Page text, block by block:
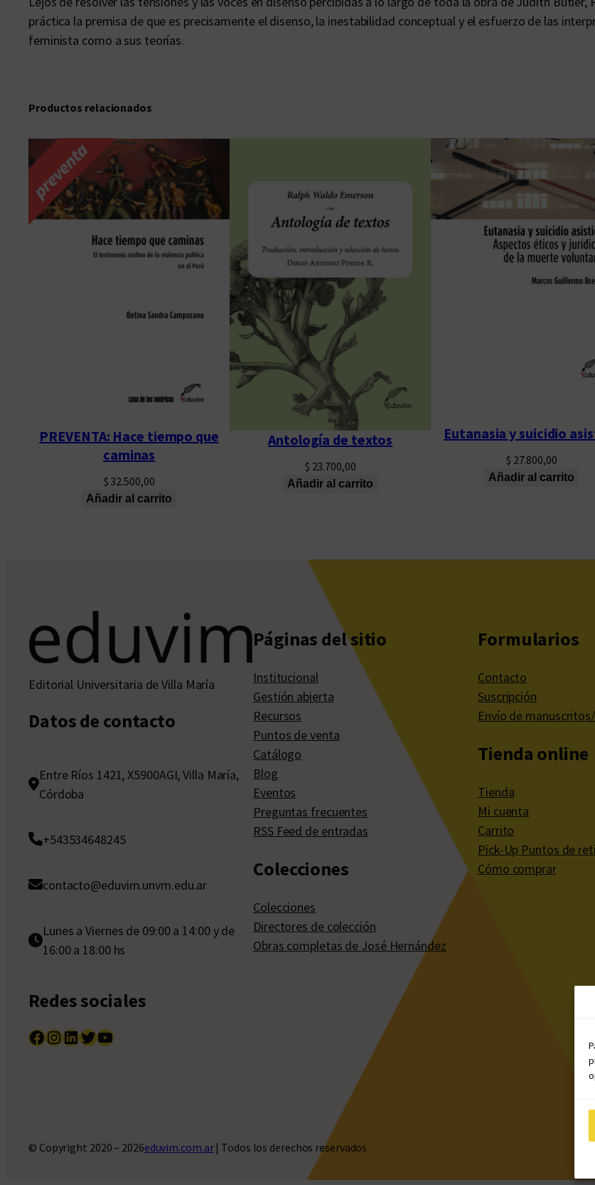
l
m
i
t
t
n
práctica la premisa de que es precisamente el disenso, la inestabilidad conceptual y el esfuerzo de las
feminista como a sus teorías.
Productos relacionados
PREVENTA: Hace tiempo que
caminas
$ 32.500,00
Añadir al carrito
Antología de textos
$ 23.700,00
Añadir al carrito
Eutanasia y suicidio
$ 27.800,00
Añadir al carrito
Editorial Universitaria de Villa María
Datos de contacto
Entre Ríos 1421, X5900AGI, Villa María,
Córdoba
+543534648245
contacto@eduvim.unvm.edu.ar
Lunes a Viernes de 09:00 a 14:00 y de
16:00 a 18:00 hs
Redes sociales
Facebook InstagramLinkedIn Twitter YouTube
Páginas del sitio
Institucional
Gestión abierta
Recursos
Puntos de venta
Catálogo
Blog
Eventos
Preguntas frecuentes
RSS Feed de entradas
Colecciones
Colecciones
Directores de colección
Obras completas de José Hernández
Formularios
Contacto
Suscripción
Envío de
Tienda online
Tienda
Mi cuenta
Carrito
Pick-Up Puntos de
Cómo comprar
© Copyright 2020 – 2026eduvim.com.ar| Todos los derechos reservados